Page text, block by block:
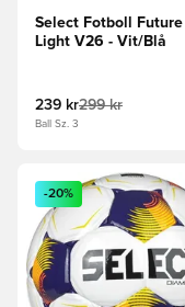
Select Fotboll Future
Light V26 - Vit/Blå
239 kr299 kr
Ball Sz. 3
Öppnar en Modal
-20%